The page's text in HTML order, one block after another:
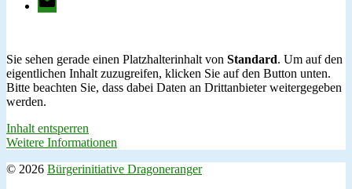
Mail
Sie sehen gerade einen Platzhalterinhalt von Standard. Um auf den
eigentlichen Inhalt zuzugreifen, klicken Sie auf den Button unten.
Bitte beachten Sie, dass dabei Daten an Drittanbieter weitergegeben
werden.
Inhalt entsperren
Weitere Informationen
© 2026 Bürgerinitiative Dragoneranger